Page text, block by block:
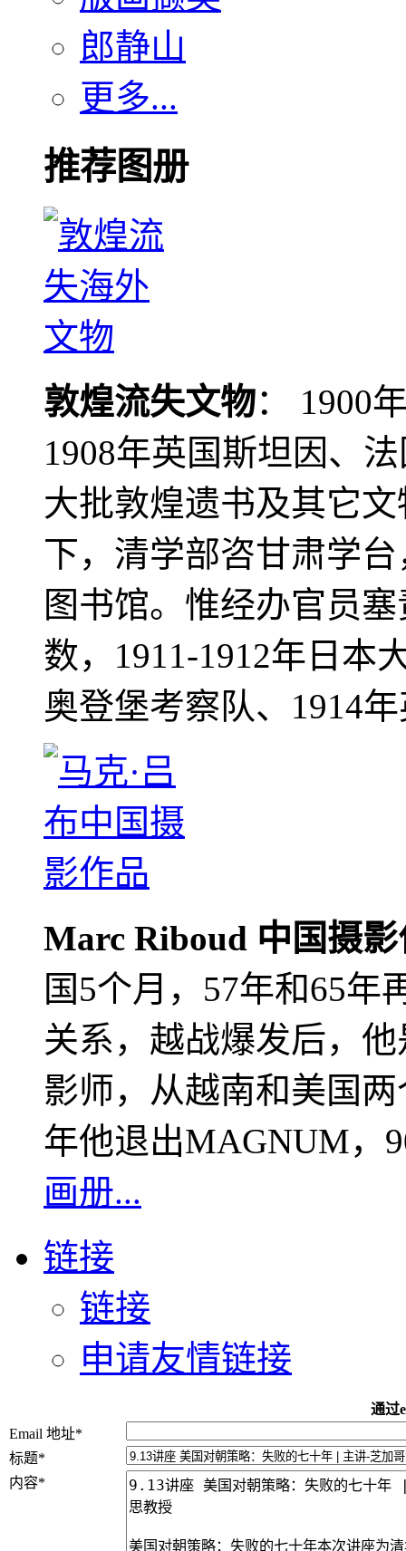
郎静山
更多...
推荐图册
敦煌流失文物： 1900
1908年英国斯坦因、
大批敦煌遗书及其它
下，清学部咨甘肃学
图书馆。惟经办官员
数，1911-1912年日本
奥登堡考察队、1914
Marc Riboud 中国摄
国5个月，57年和65年
关系，越战爆发后，
影师，从越南和美国
年他退出MAGNUM，
画册...
链接
链接
申请友情链接
通过
Email 地址*
标题*
内容*